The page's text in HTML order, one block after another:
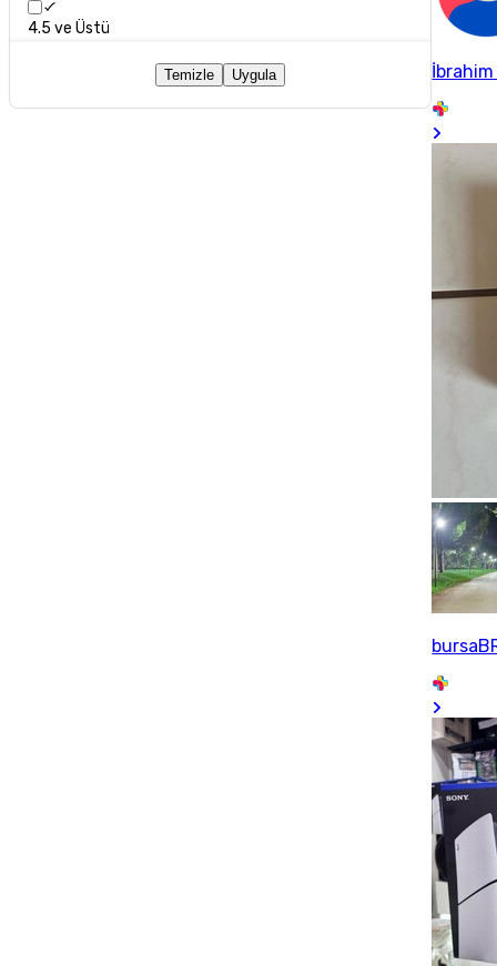
4.5 ve Üstü
Temizle Uygula